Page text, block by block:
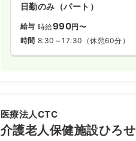
日勤のみ（パート）
給与 時給990円〜
時間 8:30～17:30 （休憩60分）
医療法人CTC
介護老人保健施設ひろせ